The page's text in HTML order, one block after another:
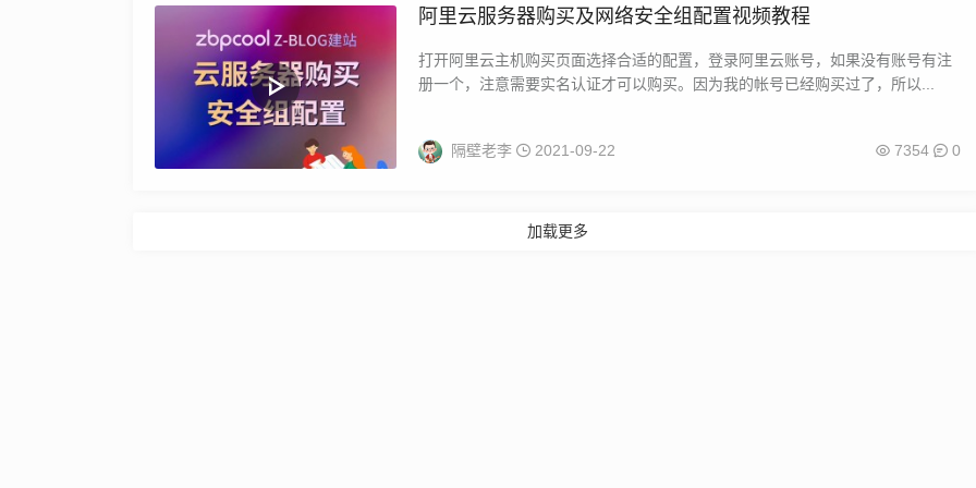
阿里云服务器购买及网络安全组配置视频教程
打开阿里云主机购买页面选择合适的配置，登录阿里云账号，如果没有账号有注
册一个，注意需要实名认证才可以购买。因为我的帐号已经购买过了，所以...
隔壁老李 2021-09-22 7354 0
加载更多